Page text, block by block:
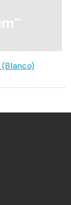
(Blanco)